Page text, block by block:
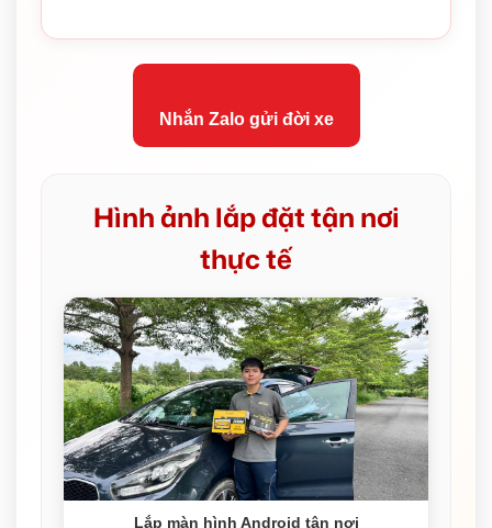
Nhắn Zalo gửi đời xe
Hình ảnh lắp đặt tận nơi
thực tế
Lắp màn hình Android tận nơi